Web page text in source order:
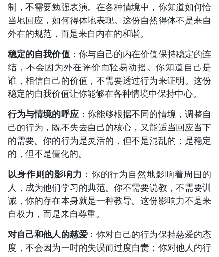
制，不需要勉强表演。在各种情境中，你知道如何恰
当地回应，如何得体地表现。这份自然得体不是来自
外在的规范，而是来自内在的和谐。
稳定的自我价值：你与自己的内在价值保持稳定的连
结，不会因为外在评价而轻易动摇。你知道自己是
谁，相信自己的价值，不需要透过行为来证明。这份
稳定的自我价值让你能够在各种情境中保持中心。
行为与情境的呼应：你能够根据不同的情境，调整自
己的行为，既不失去自己的核心，又能适当回应当下
的需要。你的行为是灵活的，但不是混乱的；是稳定
的，但不是僵化的。
以身作则的影响力 ：你的行为自然地影响着周围的
人，成为他们学习的典范。你不需要说教，不需要训
诫，你的存在本身就是一种教导。这份影响力不是来
自权力，而是来自尊重。
对自己和他人的慈爱：你对自己的行为保持慈爱的态
度，不会因为一时的失误而过度自责；你对他人的行